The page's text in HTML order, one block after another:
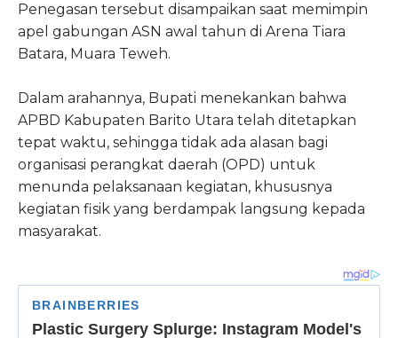
Penegasan tersebut disampaikan saat memimpin
apel gabungan ASN awal tahun di Arena Tiara
Batara, Muara Teweh.
Dalam arahannya, Bupati menekankan bahwa
APBD Kabupaten Barito Utara telah ditetapkan
tepat waktu, sehingga tidak ada alasan bagi
organisasi perangkat daerah (OPD) untuk
menunda pelaksanaan kegiatan, khususnya
kegiatan fisik yang berdampak langsung kepada
masyarakat.